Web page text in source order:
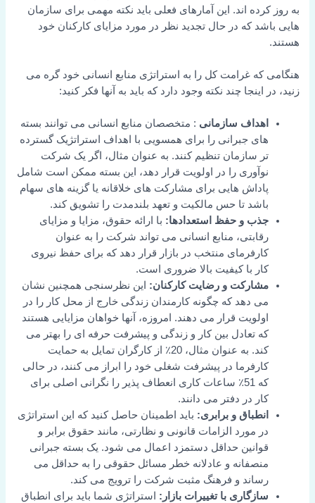
به روز کرده اند. این آمارهای فعلی باید نکته مهمی برای سازمان
هایی باشد که در حال تجدید نظر در مورد مزایای کارکنان خود
هستند.
هنگامی که غرامت کل را به استراتژی منابع انسانی خود گره می
زنید، در اینجا چند نکته وجود دارد که باید به آنها فکر کنید:
اهداف سازمانی : متخصصان منابع انسانی می توانند بسته
های جبرانی را برای همسویی با اهداف استراتژیک گسترده
تر سازمان تنظیم کنند. به عنوان مثال، اگر یک شرکت
نوآوری را در اولویت قرار دهد، این بسته ممکن است شامل
پاداش هایی برای مشارکت های خلاقانه یا گزینه های سهام
باشد تا حس مالکیت و تعهد بلندمدت را تشویق کند.
جذب و حفظ استعدادها: با ارائه حقوق، مزایا و مزایای
رقابتی، منابع انسانی می تواند شرکت را به عنوان
کارفرمای منتخب در بازار قرار دهد که برای حفظ نیروی
کار با کیفیت بالا ضروری است.
مشارکت و رضایت کارکنان: این نظرسنجی همچنین نشان
می دهد که چگونه کارمندان زندگی خارج از محل کار را در
اولویت قرار می دهند. امروزه، آنها خواهان مزایایی هستند
که تعادل بین کار و زندگی و پیشرفت حرفه ای را بهتر می
کند. به عنوان مثال، 20٪ از کارگران تمایل به حمایت
کارفرما در پیشرفت شغلی خود را ابراز می کنند، در حالی
که 51٪ ساعات کاری انعطاف پذیر را نگرانی اصلی برای
کار در دفتر می دانند.
انطباق و برابری: باید اطمینان حاصل کنید که این استراتژی
در مورد الزامات قانونی و نظارتی، مانند حقوق برابر و
قوانین حداقل دستمزد اعمال می شود. یک بسته جبرانی
منصفانه و عادلانه خطر مسائل حقوقی را به حداقل می
رساند و فرهنگ مثبت شرکت را ترویج می کند.
سازگاری با تغییرات بازار: استراتژی شما باید برای انطباق